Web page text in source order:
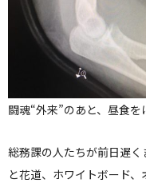
闘魂“外来”のあと、昼食を
総務課の人たちが前日遅
と花道、ホワイトボード